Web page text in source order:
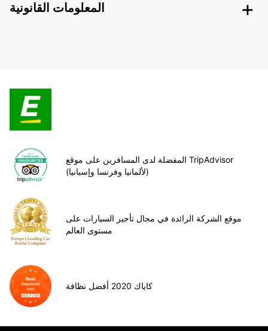
المعلومات القانونية
المفضلة لدى المسافرين على موقع TripAdvisor
(لألمانيا وفرنسا وإسبانيا)
موقع الشركة الرائدة في مجال تأجير السيارات على
مستوى العالم
كاياك 2020 أفضل نظافة